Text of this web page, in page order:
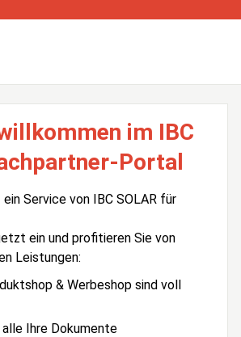
im IBC
Portal
Service von IBC SOLAR für
ein und profitieren Sie von
Leistungen:
& Werbeshop sind voll
Ihre Dokumente